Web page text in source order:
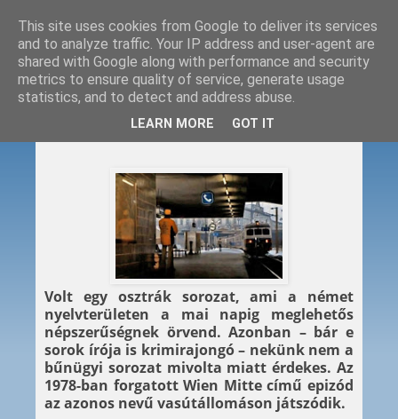
2011. 06. 29.
Wien Mitte
Volt egy osztrák sorozat, ami a német
nyelvterületen a mai napig meglehetős
népszerűségnek örvend. Azonban – bár e
sorok írója is krimirajongó – nekünk nem a
bűnügyi sorozat mivolta miatt érdekes. Az
1978-ban forgatott Wien Mitte című epizód
az azonos nevű vasútállomáson játszódik.
This site uses cookies from Google to deliver its services
and to analyze traffic. Your IP address and user-agent are
shared with Google along with performance and security
metrics to ensure quality of service, generate usage
statistics, and to detect and address abuse.
LEARN MORE GOT IT